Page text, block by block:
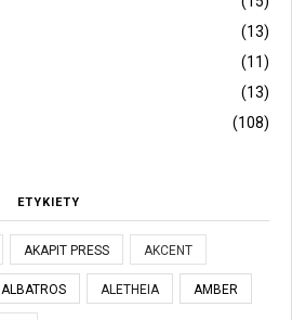
(13)
(11)
(13)
(108)
ETYKIETY
AKAPIT PRESS AKCENT
ALBATROS ALETHEIA AMBER